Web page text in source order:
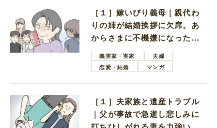
［１］嫁いびり義母｜親代わ
りの姉が結婚挨拶に欠席。あ
からさまに不機嫌になった義
母義実家・実家
夫婦
恋愛・結婚
マンガ
［１］夫家族と遺産トラブル
｜父が事故で急逝し悲しみに